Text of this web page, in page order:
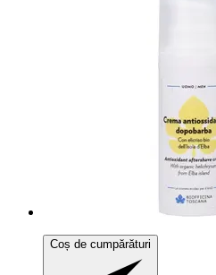
Coș de cumpărături